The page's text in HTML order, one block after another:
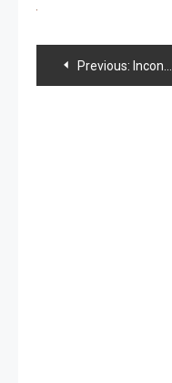
Navegación
Previous: Inconformes rechazan cambios y Misato Nonaka anuncia graduación